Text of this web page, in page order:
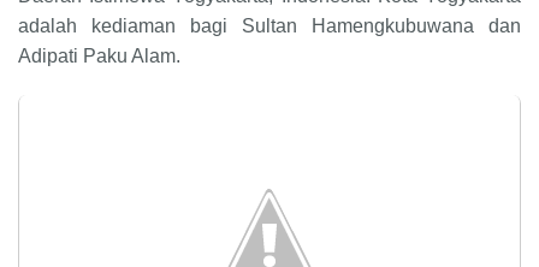
adalah kediaman bagi Sultan Hamengkubuwana dan
Adipati Paku Alam.